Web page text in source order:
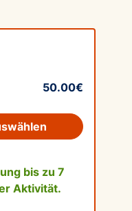
50.00€
bis zu 7
Aktivität.